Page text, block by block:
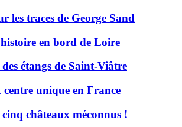
les traces de George Sand
en bord de Loire
étangs de Saint-Viâtre
unique en France
châteaux méconnus !